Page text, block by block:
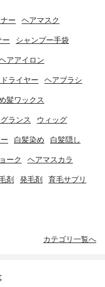
ー ヘアマスク
ー シャンプー手袋
アアイロン
ライヤー ヘアブラシ
髪ワックス
ランス ウィッグ
白髪染め 白髪隠し
ーク ヘアマスカラ
剤 発毛剤 育毛サプリ
カテゴリ一覧へ